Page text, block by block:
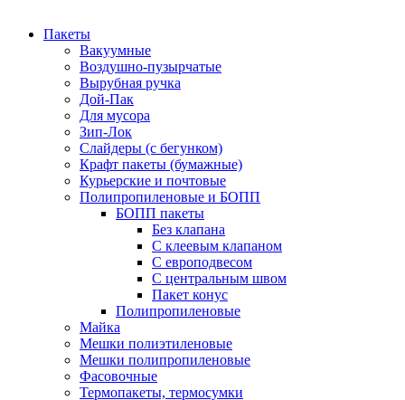
Пакеты
Вакуумные
Воздушно-пузырчатые
Вырубная ручка
Дой-Пак
Для мусора
Зип-Лок
Слайдеры (с бегунком)
Крафт пакеты (бумажные)
Курьерские и почтовые
Полипропиленовые и БОПП
БОПП пакеты
Без клапана
С клеевым клапаном
С европодвесом
С центральным швом
Пакет конус
Полипропиленовые
Майка
Мешки полиэтиленовые
Мешки полипропиленовые
Фасовочные
Термопакеты, термосумки